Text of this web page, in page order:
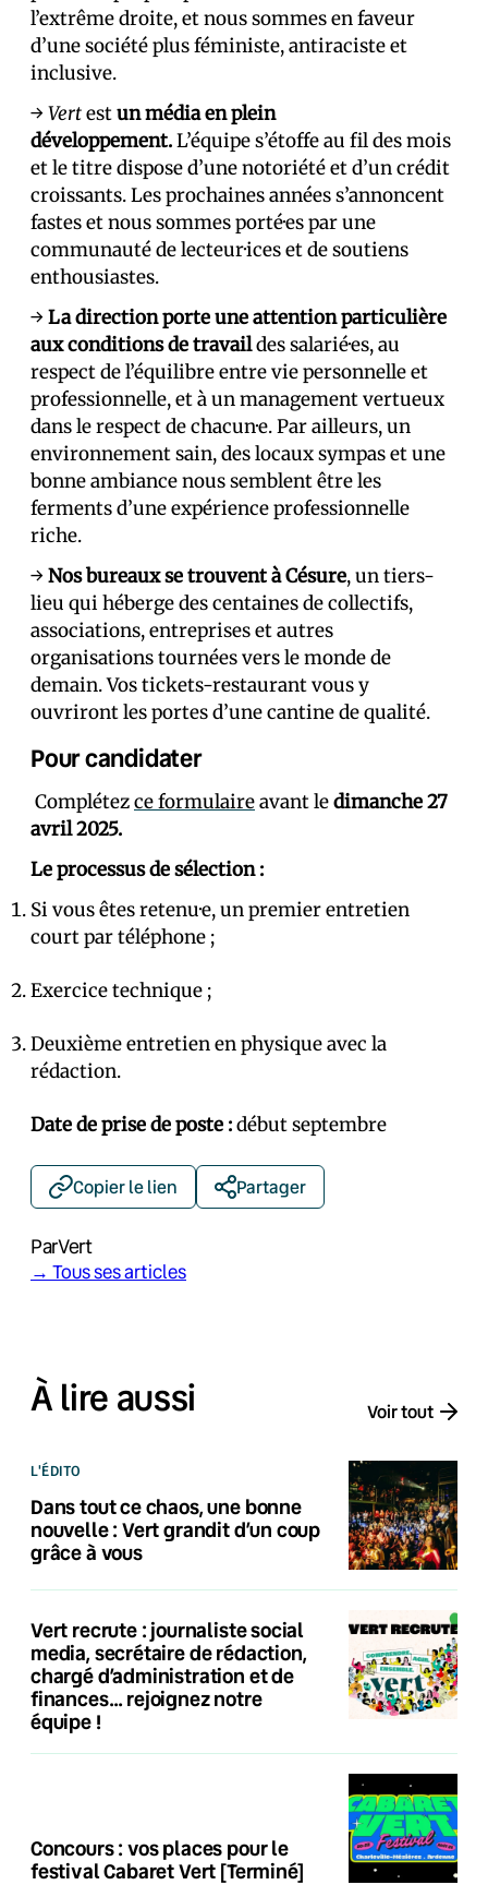
l’extrême droite, et nous sommes en faveur
d’une société plus féministe, antiraciste et
inclusive.
→Vertestun média en plein
développement.L’équipe s’étoffe au fil des mois
et le titre dispose d’une notoriété et d’un crédit
croissants. Les prochaines années s’annoncent
fastes et nous sommes porté·es par une
communauté de lecteur·ices et de soutiens
enthousiastes.
→La direction porte une attention particulière
aux conditions de travaildes salarié·es, au
respect de l’équilibre entre vie personnelle et
professionnelle, et à un management vertueux
dans le respect de chacun·e. Par ailleurs, un
environnement sain, des locaux sympas et une
bonne ambiance nous semblent être les
ferments d’une expérience professionnelle
riche.
→Nos bureaux se trouvent à Césure, un tiers-
lieu qui héberge des centaines de collectifs,
associations, entreprises et autres
organisations tournées vers le monde de
demain. Vos tickets-restaurant vous y
ouvriront les portes d’une cantine de qualité.
Pour candidater
Complétezce formulaireavant ledimanche 27
avril 2025.
Le processus de sélection :
Si vous êtes retenu·e, un premier entretien
court par téléphone ;
Exercice technique ;
Deuxième entretien en physique avec la
rédaction.
Date de prise de poste :début septembre
Copier le lien Partager
ParVert
→ Tous ses articles
À lire aussi Voir tout
L'ÉDITO
Dans tout ce chaos, une bonne
nouvelle : Vert grandit d’un coup
grâce à vous
Vert recrute : journaliste social
media, secrétaire de rédaction,
chargé d’administration et de
finances… rejoignez notre
équipe !
Concours : vos places pour le
festival Cabaret Vert [Terminé]